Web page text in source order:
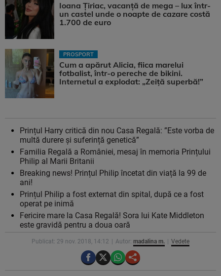
Ioana Țiriac, vacanță de mega – lux într-
un castel unde o noapte de cazare costă
1.700 de euro
PROSPORT
Cum a apărut Alicia, fiica marelui
fotbalist, într-o pereche de bikini.
Internetul a explodat: „Zeiță superbă!”
Prințul Harry critică din nou Casa Regală: ”Este vorba de
multă durere și suferință genetică”
Familia Regală a României, mesaj în memoria Prințului
Philip al Marii Britanii
Breaking news! Prințul Philip încetat din viață la 99 de
ani!
Prințul Philip a fost externat din spital, după ce a fost
operat pe inimă
Fericire mare la Casa Regală! Sora lui Kate Middleton
este gravidă pentru a doua oară
Publicat: 29 nov. 2018, 14:12 Autor: madalina m. Vedete